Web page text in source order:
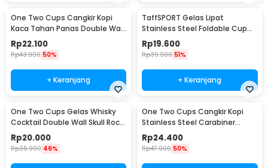
One Two Cups Cangkir Kopi
Kaca Tahan Panas Double Wall
Cup 180ml - DOME240
Rp22.100
Rp43.900 50%
+ Keranjang
TaffSPORT Gelas Lipat
Stainless Steel Foldable Cup
Carabiner 240ml - F180
Rp19.600
Rp39.900 51%
+ Keranjang
One Two Cups Gelas Whisky
Cocktail Double Wall Skull Rock
Glass 150ml - SG-02
Rp20.000
Rp36.900 46%
One Two Cups Cangkir Kopi
Stainless Steel Carabiner
Camping Cup 220ml - C125
Rp24.400
Rp47.900 50%